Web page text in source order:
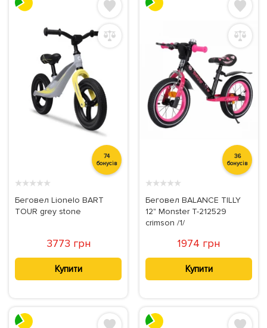
74
бонусів
★★★★★
Беговел Lionelo BART
TOUR grey stone
3773 грн
Купити
36
бонусів
★★★★★
Беговел BALANCE TILLY
12" Monster T-212529
crimson /1/
1974 грн
Купити